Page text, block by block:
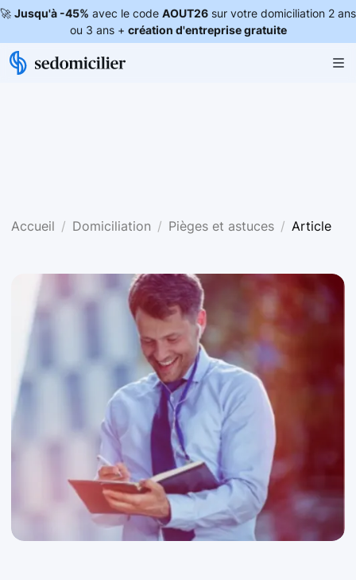
🚀 Jusqu'à -45% avec le code AOUT26 sur votre domiciliation 2 ans
ou 3 ans + création d'entreprise gratuite
Accueil Domiciliation Pièges et astuces Article